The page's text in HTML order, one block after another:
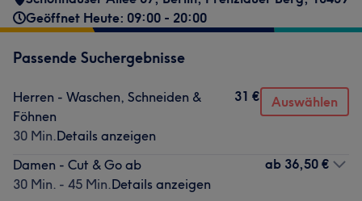
Geöffnet Heute: 09:00 - 20:00
Passende Suchergebnisse
Herren - Waschen, Schneiden &
Föhnen
30 Min.Details anzeigen
31 € Auswählen
Damen - Cut & Go ab
30 Min. - 45 Min.Details anzeigen
ab 36,50 €